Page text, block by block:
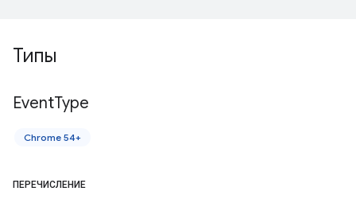
Типы
EventType
Chrome 54+
ПЕРЕЧИСЛЕНИЕ